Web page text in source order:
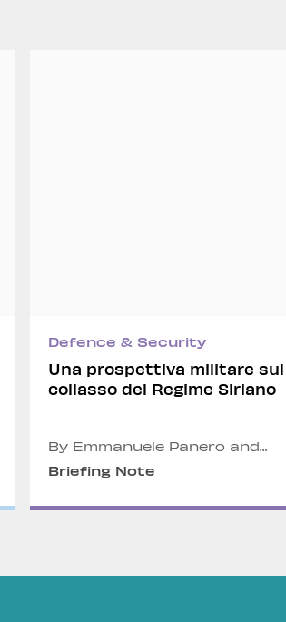
Defence & Security
Una prospettiva militare sul
collasso del Regime Siriano
By Emmanuele Panero and
Briefing Note